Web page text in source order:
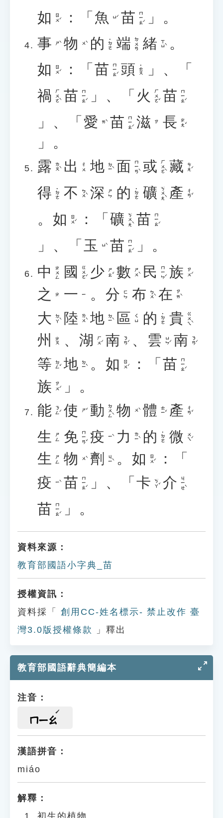
如 ㄖㄨˊ ：「 魚 ㄩˊ 苗 ㄇㄧㄠˊ
」。
事
ㄕˋ 物 ㄨˋ 的 ˙ㄉㄜ 端 ㄉㄨㄢ 緒 ㄒㄩˋ 。
如 ㄖㄨˊ ：「 苗 ㄇㄧㄠˊ 頭 ˙ㄊㄡ
」、「
禍 ㄏㄨㄛˋ 苗 ㄇㄧㄠˊ 」、「 火 ㄏㄨㄛˇ 苗 ㄇㄧㄠˊ
」、「 愛 ㄞˋ 苗 ㄇㄧㄠˊ 滋 ㄗ 長 ㄓㄤˇ
」。
露 ㄌㄡˋ 出 ㄔㄨ 地 ㄉㄧˋ 面 ㄇㄧㄢˋ 或 ㄏㄨㄛˋ 藏 ㄘㄤˊ
得 ˙ㄉㄜ 不 ㄅㄨˋ 深 ㄕㄣ 的 ˙ㄉㄜ 礦 ㄎㄨㄤˋ 產 ㄔㄢˇ
。 如 ㄖㄨˊ ：「 礦 ㄎㄨㄤˋ 苗 ㄇㄧㄠˊ
」、「 玉 ㄩˋ 苗 ㄇㄧㄠˊ
」。
中 ㄓㄨㄥ 國 ㄍㄨㄛˊ 少 ㄕㄠˇ 數 ㄕㄨˋ 民 ㄇㄧㄣˊ 族 ㄗㄨˊ
之 ㄓ 一 ㄧ 。 分 ㄈㄣ 布 ㄅㄨˋ 在 ㄗㄞˋ
大 ㄉㄚˋ 陸 ㄌㄨˋ 地 ㄉㄧˋ 區 ㄑㄩ 的 ˙ㄉㄜ 貴 ㄍㄨㄟˋ
州 ㄓㄡ 、 湖 ㄏㄨˊ 南 ㄋㄢˊ 、 雲 ㄩㄣˊ 南 ㄋㄢˊ
等 ㄉㄥˇ 地 ㄉㄧˋ 。 如 ㄖㄨˊ ：「 苗 ㄇㄧㄠˊ
族 ㄗㄨˊ
」。
能 ㄋㄥˊ 使 ㄕˇ 動 ㄉㄨㄥˋ 物 ㄨˋ 體 ㄊㄧˇ 產 ㄔㄢˇ
生 ㄕㄥ 免 ㄇㄧㄢˇ 疫 ㄧˋ 力 ㄌㄧˋ 的 ˙ㄉㄜ 微 ㄨㄟˊ
生 ㄕㄥ 物 ㄨˋ 劑 ㄐㄧˋ 。 如 ㄖㄨˊ
：「
疫
ㄧˋ 苗 ㄇㄧㄠˊ 」、「 卡 ㄎㄚˇ 介 ㄐㄧㄝˋ
苗 ㄇㄧㄠˊ 」。
資料來源：
教育部國語小字典_苗
授權資訊：
資料採「
創用CC-姓名標示- 禁止改作 臺
灣3.0版授權條款
」釋出
教育部國語辭典簡編本
注音：
ㄇㄧㄠ
漢語拼音：
miáo
解釋：
初生的植物。